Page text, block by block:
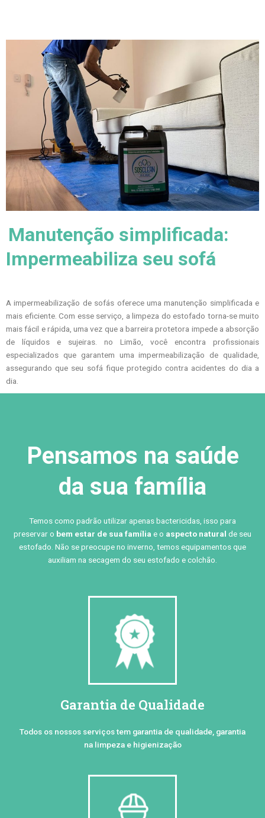
Manutenção simplificada:
Impermeabiliza seu sofá
A impermeabilização de sofás oferece uma manutenção simplificada e
mais eficiente. Com esse serviço, a limpeza do estofado torna-se muito
mais fácil e rápida, uma vez que a barreira protetora impede a absorção
de líquidos e sujeiras. no Limão, você encontra profissionais
especializados que garantem uma impermeabilização de qualidade,
assegurando que seu sofá fique protegido contra acidentes do dia a
dia.
Pensamos na saúde
da sua família
Temos como padrão utilizar apenas bactericidas, isso para
preservar o bem estar de sua família e o aspecto natural de seu
estofado. Não se preocupe no inverno, temos equipamentos que
auxiliam na secagem do seu estofado e colchão.
Garantia de Qualidade
Todos os nossos serviços tem garantia de qualidade, garantia
na limpeza e higienização